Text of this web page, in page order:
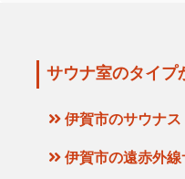
サウナ室のタイプ
伊賀市のサウナ
伊賀市の遠赤外